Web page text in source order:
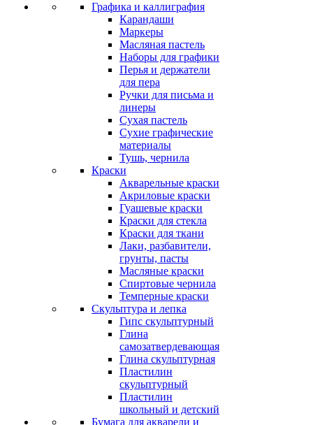
Графика и каллиграфия
Карандаши
Маркеры
Масляная пастель
Наборы для графики
Перья и держатели
для пера
Ручки для письма и
линеры
Сухая пастель
Сухие графические
материалы
Тушь, чернила
Краски
Акварельные краски
Акриловые краски
Гуашевые краски
Краски для стекла
Краски для ткани
Лаки, разбавители,
грунты, пасты
Масляные краски
Спиртовые чернила
Темперные краски
Скульптура и лепка
Гипс скульптурный
Глина
самозатвердевающая
Глина скульптурная
Пластилин
скульптурный
Пластилин
школьный и детский
Бумага для акварели и